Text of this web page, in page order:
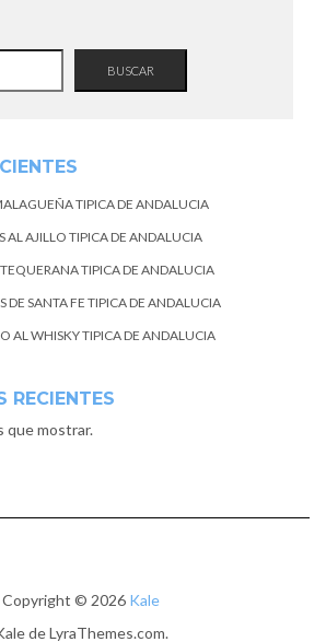
BUSCAR
TIPICA DE ANDALUCIA
AL AJILLO TIPICA DE ANDALUCIA
TIPICA DE ANDALUCIA
DE SANTA FE TIPICA DE ANDALUCIA
AL WHISKY TIPICA DE ANDALUCIA
RECIENTES
que mostrar.
Copyright © 2026 Kale
de LyraThemes.com.